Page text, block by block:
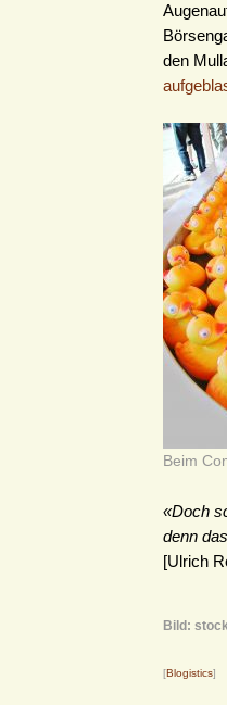
den
Beim
«Doch
denn
[Ulrich
Bild:
[Blogistics]